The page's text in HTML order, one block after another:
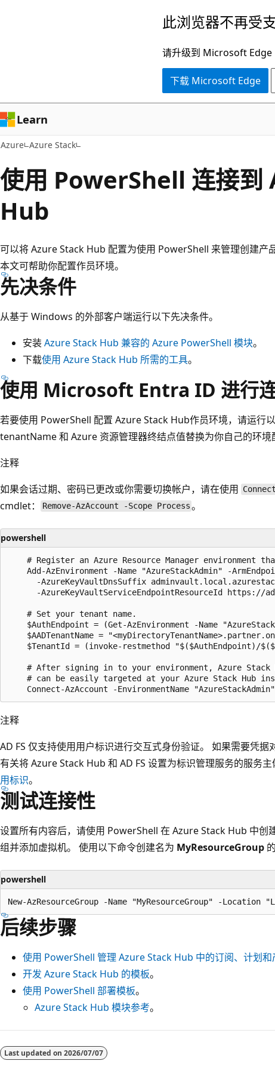
容
此浏览器不再受支
请升级到 Microsoft Edge
下载 Microsoft Edge
Learn
Azure Azure Stack
使用 PowerShell 连接
Hub
可以将 Azure Stack Hub 配置为使用 PowerShell 来管理创建产
本文可帮助你配置作员环境。
先决条件
从基于 Windows 的外部客户端运行以下先决条件。
安装Azure Stack Hub 兼容的 Azure PowerShell 模块。
下载使用 Azure Stack Hub 所需的工具。
使用 Microsoft Entra ID 进行
若要使用 PowerShell 配置 Azure Stack Hub作员环境，请运行
tenantName 和 Azure 资源管理器终结点值替换为你自己的环境
注释
如果会话过期、密码已更改或你需要切换帐户，请在使用
cmdlet：
Remove-AzAccount -Scope Process 。
powershell
# Register an Azure Resource Manager environment
Add-AzEnvironment -Name "AzureStackAdmin" -
-AzureKeyVaultDnsSuffix
-AzureKeyVaultServiceEndpointResourceId https://
    # Set your tenant name.
$AuthEndpoint = (Get-AzEnvironment -Name
$AADTenantName =
$TenantId = (invoke-restmethod "$($AuthEndpoint)/
# After signing in to your environment, Azure Stack
# can be easily targeted at your Azure Stack Hub
注释
AD FS 仅支持使用用户标识进行交互式身份验证。 如果需要凭据
有关将 Azure Stack Hub 和 AD FS 设置为标识管理服务的服务
用标识。
测试连接性
设置所有内容后，请使用 PowerShell 在 Azure Stack Hub 中创
组并添加虚拟机。 使用以下命令创建名为 MyResourceGroup
powershell
后续步骤
使用 PowerShell 管理 Azure Stack Hub 中的订阅、计划
开发 Azure Stack Hub 的模板。
使用 PowerShell 部署模板。
Azure Stack Hub 模块参考。
阅
读Last updated on 2026/07/07